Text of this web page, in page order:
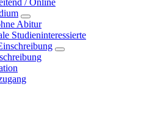
/ Online
Abitur
Studieninteressierte